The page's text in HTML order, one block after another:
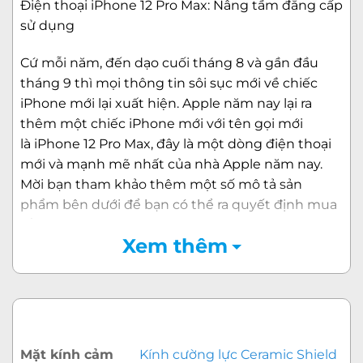
Điện thoại iPhone 12 Pro Max: Nâng tầm đẳng cấp
sử dụng
Cứ mỗi năm, đến dạo cuối tháng 8 và gần đầu
tháng 9 thì mọi thông tin sôi sục mới về chiếc
iPhone mới lại xuất hiện. Apple năm nay lại ra
thêm một chiếc iPhone mới với tên gọi mới
là iPhone 12 Pro Max, đây là một dòng điện thoại
mới và mạnh mẽ nhất của nhà Apple năm nay.
Mời bạn tham khảo thêm một số mô tả sản
phẩm bên dưới để bạn có thể ra quyết định mua
thoại iPhone 12 Mini. Với công nghệ màn hình
Xem thêm
Mặt kính cảm
Kính cường lực Ceramic Shield